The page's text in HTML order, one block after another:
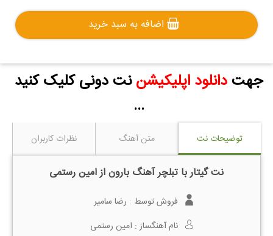
اضافه به سبد خرید
جهتدانلود اپلیکیشن نت دونی کلیک کنید
...
توضیحات نت متن آهنگ نظرات کاربران
نت گیتار با تبلچر آهنگ بارون از امین رستمی
فروش توسط : رضا سامیر
نام آهنگساز : امین رستمی